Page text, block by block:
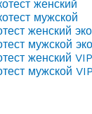
женский
мужской
женский
мужской
женский VIP
мужской VIP